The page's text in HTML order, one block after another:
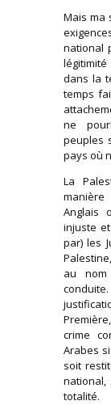
Mais ma
national
dans la
temps
ne
peuples
pays où
La
Anglais
injuste
par) les
au nom
crime
Arabes
soit
totalité.